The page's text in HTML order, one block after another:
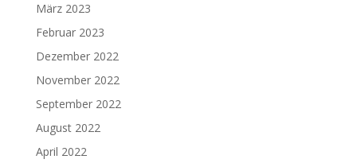
März 2023
Februar 2023
Dezember 2022
November 2022
September 2022
August 2022
April 2022